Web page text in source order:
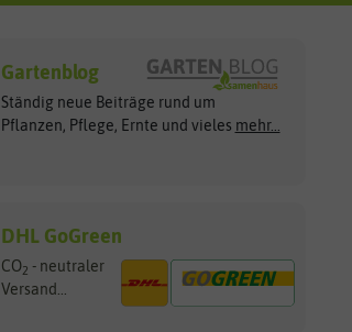
Gartenblog
Ständig neue Beiträge rund um
Pflanzen, Pflege, Ernte und vieles mehr...
DHL GoGreen
CO2 - neutraler
Versand...